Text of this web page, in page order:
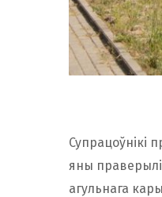
Супрацоўнікі
яны
агульнага